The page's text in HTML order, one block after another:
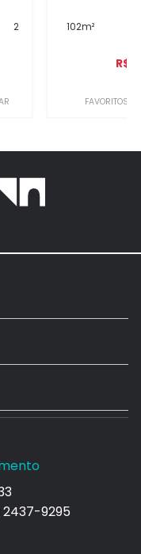
2 102m²
R$
FAVORITOS
9295